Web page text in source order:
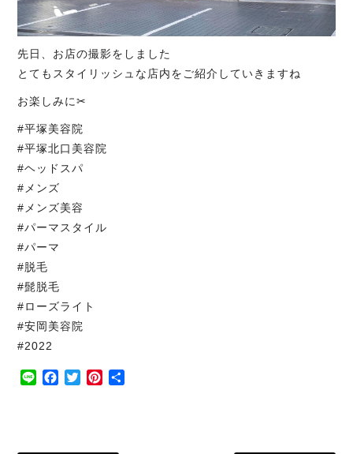
先日、お店の撮影をしました
とてもスタイリッシュな店内をご紹介していきますね
お楽しみに✂︎
#平塚美容院
#平塚北口美容院
#ヘッドスパ
#メンズ
#メンズ美容
#パーマスタイル
#パーマ
#脱毛
#髭脱毛
#ローズライト
#安岡美容院
#2022
Line Facebook
TwitterPinterest